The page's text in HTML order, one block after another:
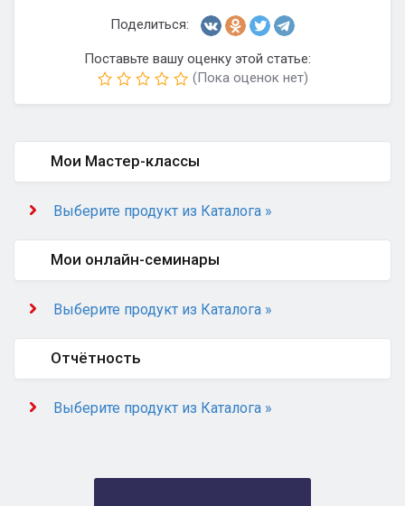
Поделиться:
Поставьте вашу оценку этой статье:
(Пока оценок нет)
Мои Мастер-классы
Выберите продукт из Каталога »
Мои онлайн-семинары
Выберите продукт из Каталога »
Отчётность
Выберите продукт из Каталога »